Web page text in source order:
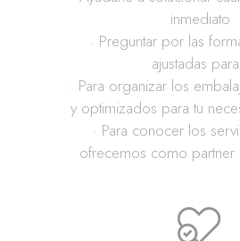
inmediato
· Preguntar por las
ajustadas
· Para organizar los
y optimizados para tu
· Para conocer los
ofrecemos como